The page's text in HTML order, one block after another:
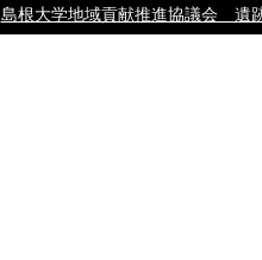
島根大学地域貢献推進協議会 遺